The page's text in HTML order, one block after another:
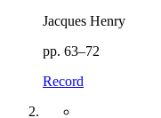
Jacques Henry
pp. 63–72
Record